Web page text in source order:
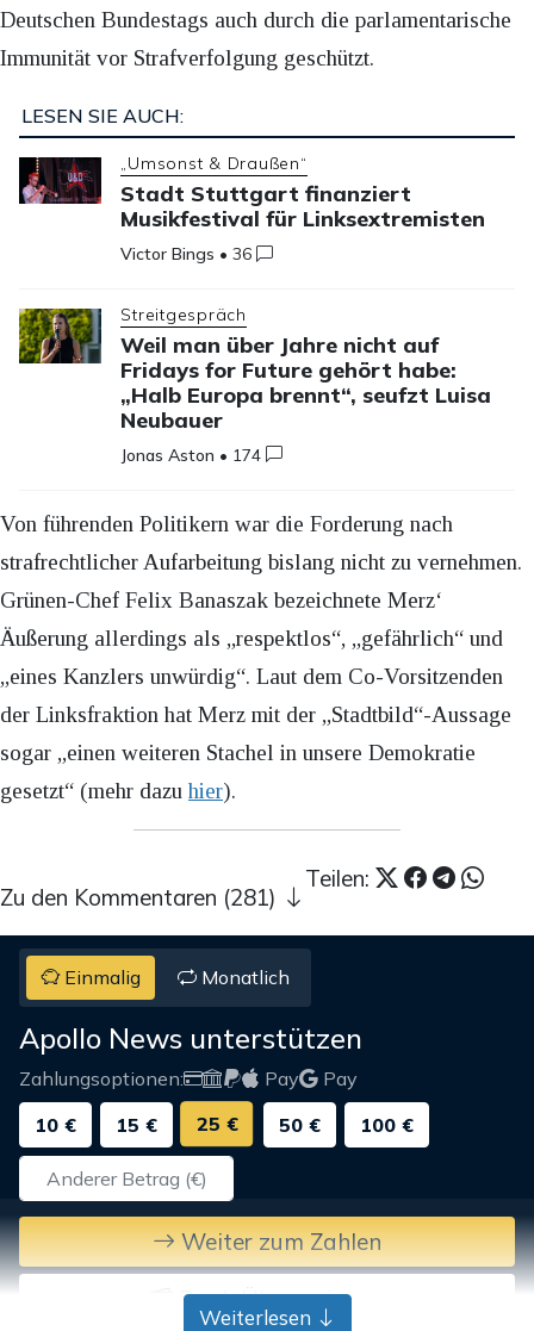
Deutschen Bundestags auch durch die parlamentarische
Immunität vor Strafverfolgung geschützt.
LESEN SIE AUCH:
„Umsonst & Draußen“
Stadt Stuttgart finanziert
Musikfestival für Linksextremisten
Victor Bings •36
Streitgespräch
Weil man über Jahre nicht auf
Fridays for Future gehört habe:
„Halb Europa brennt“, seufzt Luisa
Neubauer
Jonas Aston • 174
Von führenden Politikern war die Forderung nach
strafrechtlicher Aufarbeitung bislang nicht zu vernehmen.
Grünen-Chef Felix Banaszak bezeichnete Merz‘
Äußerung allerdings als „respektlos“, „gefährlich“ und
„eines Kanzlers unwürdig“. Laut dem Co-Vorsitzenden
der Linksfraktion hat Merz mit der „Stadtbild“-Aussage
sogar „einen weiteren Stachel in unsere Demokratie
gesetzt“ (mehr dazuhier).
Teilen:
Zu den Kommentaren (281)
Einmalig Monatlich
Apollo News unterstützen
Zahlungsoptionen: Pay
Pay
10 €
15 € 25 € 50 € 100 €
Weiter zum Zahlen
Bank-Überweisung
Weiterlesen